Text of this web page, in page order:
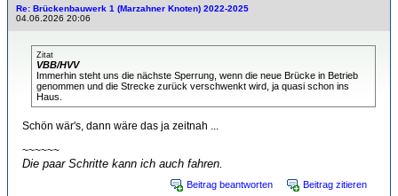
Re: Brückenbauwerk 1 (Marzahner Knoten) 2022-2025
04.06.2026 20:06
Zitat
VBB/HVV
Immerhin steht uns die nächste Sperrung, wenn die neue Brücke in Betrieb
genommen und die Strecke zurück verschwenkt wird, ja quasi schon ins
Haus.
Schön wär's, dann wäre das ja zeitnah ...
~~~~~~
Die paar Schritte kann ich auch fahren.
Beitrag beantworten Beitrag zitieren